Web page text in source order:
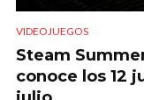
VIDEOJUEGOS
Steam
conoce los 12